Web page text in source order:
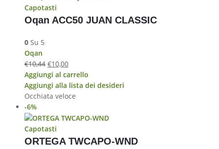
Capotasti
Oqan ACC50 JUAN CLASSIC
0Su 5
Oqan
€10,44 €10,00
Aggiungi al carrello
Aggiungi alla lista dei desideri
Occhiata veloce
-6%
Capotasti
ORTEGA TWCAPO-WND